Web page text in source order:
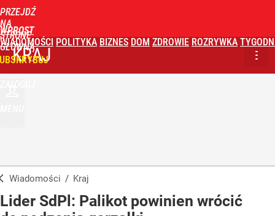
PRZEJDŹ
NA
STRONĘ
GŁÓWNĄ
WPROST
WIADOMOŚCI POLITYKA BIZNES DOM ZDROWIE ROZRYWKA
KRAJ
Wiadomości / Kraj
Lider SdPl: Palikot powinien wrócić